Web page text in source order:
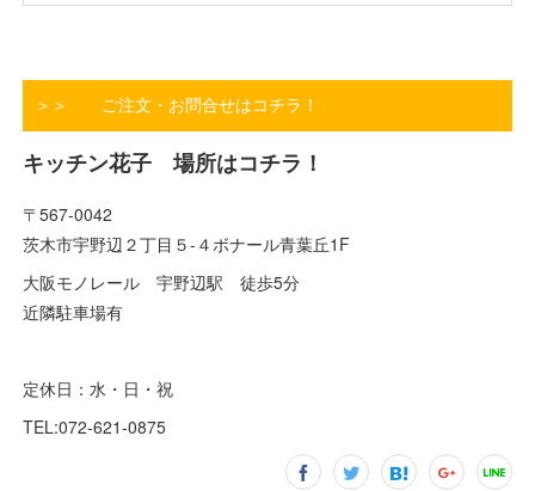
＞＞ ご注文・お問合せはコチラ！
キッチン花子 場所はコチラ！
〒567-0042
茨木市宇野辺２丁目５-４ボナール青葉丘1F
大阪モノレール 宇野辺駅 徒歩5分
近隣駐車場有
定休日：水・日・祝
TEL:072-621-0875